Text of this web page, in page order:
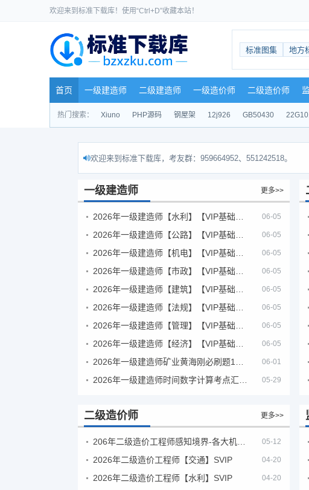
欢迎来到标准下载库！使用“Ctrl+D”收藏本站！
标准图集 地方
首页 一级建造师 二级建造师 一级造价师 二级造价师
热门搜索： Xiuno PHP源码 钢屋架 12j926 GB50430
欢迎来到标准下载库，考友群：959664952、551242518。
一级建造师 更多>>
06-05
06-05
06-05
06-05
06-05
06-05
06-05
06-05
06-01
05-29
二级造价师 更多>>
05-12
2026年二级造价工程师【交通】SVIP 04-20
2026年二级造价工程师【水利】SVIP 04-20